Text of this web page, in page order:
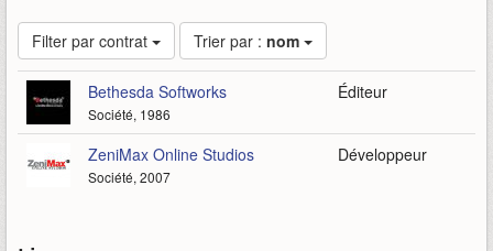
Filter par contrat Trier par : nom
Bethesda Softworks
Société, 1986
Éditeur
ZeniMax Online Studios
Société, 2007
Développeur